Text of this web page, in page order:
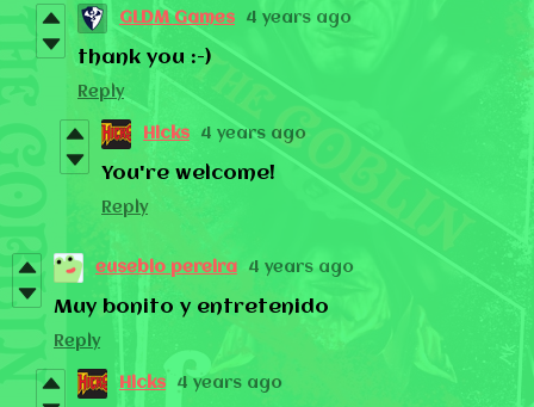
GLDM Games 4 years ago
thank you :-)
Reply
Hicks 4 years ago
You're welcome!
Reply
eusebio pereira 4 years ago
Muy bonito y entretenido
Reply
Hicks 4 years ago